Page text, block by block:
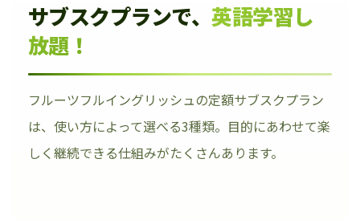
サブスクプランで、 英語学習し
放題！
フルーツフルイングリッシュの定額サブスクプラン
は、使い方によって選べる3種類。目的にあわせて楽
しく継続できる仕組みがたくさんあります。